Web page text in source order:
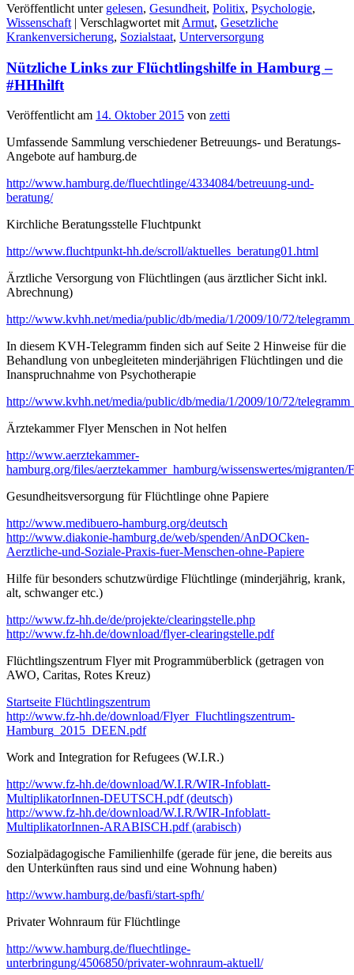
Veröffentlicht unter gelesen, Gesundheit, Politix, Psychologie,
Wissenschaft | Verschlagwortet mit Armut, Gesetzliche
Krankenversicherung, Sozialstaat, Unterversorgung
Nützliche Links zur Flüchtlingshilfe in Hamburg –
#HHhilft
Veröffentlicht am 14. Oktober 2015 von zetti
Umfassende Sammlung verschiedener Betreuungs- und Beratungs-
Angebote auf hamburg.de
http://www.hamburg.de/fluechtlinge/4334084/betreuung-und-
beratung/
Kirchliche Beratungsstelle Fluchtpunkt
http://www.fluchtpunkt-hh.de/scroll/aktuelles_beratung01.html
Ärztliche Versorgung von Flüchtlingen (aus ärztlicher Sicht inkl.
Abrechnung)
http://www.kvhh.net/media/public/db/media/1/2009/10/72/
In diesem KVH-Telegramm finden sich auf Seite 2 Hinweise für die
Behandlung von unbegleiteten minderjährigen Flüchtlingen und die
Inanspruchnahme von Psychotherapie
http://www.kvhh.net/media/public/db/media/1/2009/10/72/
Ärztekammer Flyer Menschen in Not helfen
http://www.aerztekammer-
hamburg.org/files/aerztekammer_hamburg/wissenswertes/
Gesundheitsversorgung für Flüchtlinge ohne Papiere
http://www.medibuero-hamburg.org/deutsch
http://www.diakonie-hamburg.de/web/spenden/AnDOCken-
Aerztliche-und-Soziale-Praxis-fuer-Menschen-ohne-Papiere
Hilfe für besonders schutzwürdige Flüchtlinge (minderjährig, krank,
alt, schwanger etc.)
http://www.fz-hh.de/de/projekte/clearingstelle.php
http://www.fz-hh.de/download/flyer-clearingstelle.pdf
Flüchtlingszentrum Flyer mit Programmüberblick (getragen von
AWO, Caritas, Rotes Kreuz)
Startseite Flüchtlingszentrum
http://www.fz-hh.de/download/Flyer_Fluchtlingszentrum-
Hamburg_2015_DEEN.pdf
Work and Integration for Refugees (W.I.R.)
http://www.fz-hh.de/download/W.I.R/WIR-Infoblatt-
MultiplikatorInnen-DEUTSCH.pdf (deutsch)
http://www.fz-hh.de/download/W.I.R/WIR-Infoblatt-
MultiplikatorInnen-ARABISCH.pdf (arabisch)
Sozialpädagogische Familienhilfe (gerade für jene, die bereits aus
den Unterkünften raus sind und eine Wohnung haben)
http://www.hamburg.de/basfi/start-spfh/
Privater Wohnraum für Flüchtlinge
http://www.hamburg.de/fluechtlinge-
unterbringung/4506850/privater-wohnraum-aktuell/